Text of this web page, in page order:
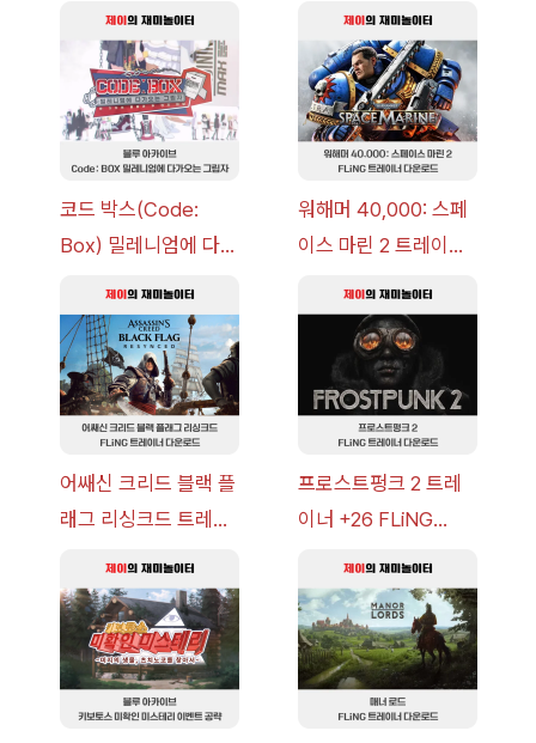
코드 박스(Code:
Box) 밀레니엄에 다가
략 [복각] | 블루 아카
이브
워해머 40,000: 스페
이스 마린 2 트레이너
v14.0+] 다운로드
어쌔신 크리드 블랙 플
래그 리싱크드 트레이
v1.0+] 다운로드
프로스트펑크 2 트레
이너 +26 FLiNG
드